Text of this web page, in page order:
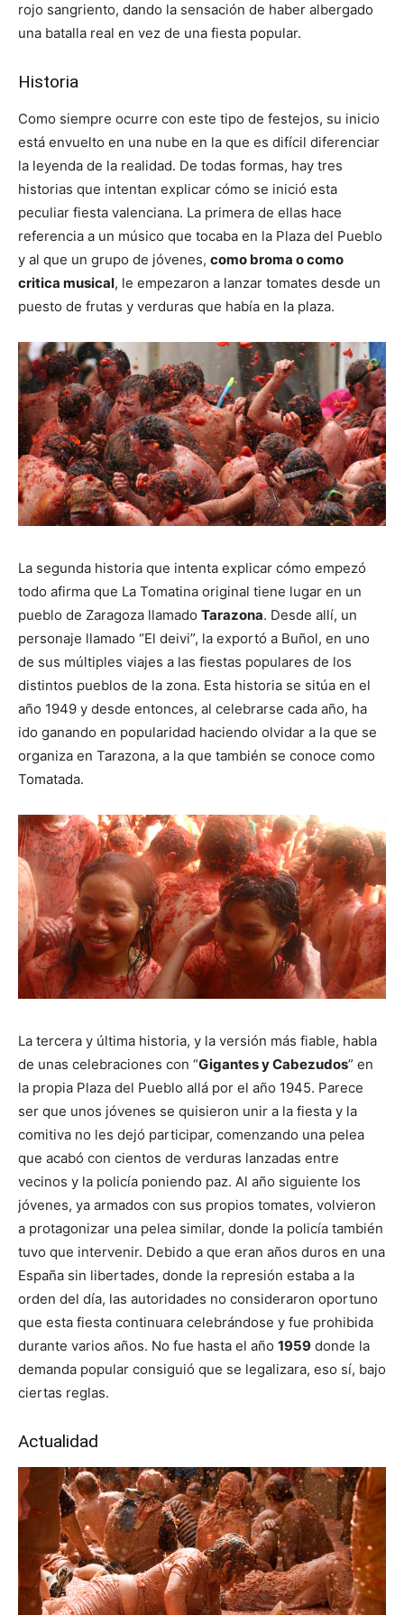
rojo sangriento, dando la sensación de haber albergado
una batalla real en vez de una fiesta popular.
Historia
Como siempre ocurre con este tipo de festejos, su inicio
está envuelto en una nube en la que es difícil diferenciar
la leyenda de la realidad. De todas formas, hay tres
historias que intentan explicar cómo se inició esta
peculiar fiesta valenciana. La primera de ellas hace
referencia a un músico que tocaba en la Plaza del Pueblo
y al que un grupo de jóvenes, como broma o como
critica musical, le empezaron a lanzar tomates desde un
puesto de frutas y verduras que había en la plaza.
La segunda historia que intenta explicar cómo empezó
todo afirma que La Tomatina original tiene lugar en un
pueblo de Zaragoza llamado Tarazona. Desde allí, un
personaje llamado “El deivi”, la exportó a Buñol, en uno
de sus múltiples viajes a las fiestas populares de los
distintos pueblos de la zona. Esta historia se sitúa en el
año 1949 y desde entonces, al celebrarse cada año, ha
ido ganando en popularidad haciendo olvidar a la que se
organiza en Tarazona, a la que también se conoce como
Tomatada.
La tercera y última historia, y la versión más fiable, habla
de unas celebraciones con “Gigantes y Cabezudos” en
la propia Plaza del Pueblo allá por el año 1945. Parece
ser que unos jóvenes se quisieron unir a la fiesta y la
comitiva no les dejó participar, comenzando una pelea
que acabó con cientos de verduras lanzadas entre
vecinos y la policía poniendo paz. Al año siguiente los
jóvenes, ya armados con sus propios tomates, volvieron
a protagonizar una pelea similar, donde la policía también
tuvo que intervenir. Debido a que eran años duros en una
España sin libertades, donde la represión estaba a la
orden del día, las autoridades no consideraron oportuno
que esta fiesta continuara celebrándose y fue prohibida
durante varios años. No fue hasta el año 1959 donde la
demanda popular consiguió que se legalizara, eso sí, bajo
ciertas reglas.
Actualidad